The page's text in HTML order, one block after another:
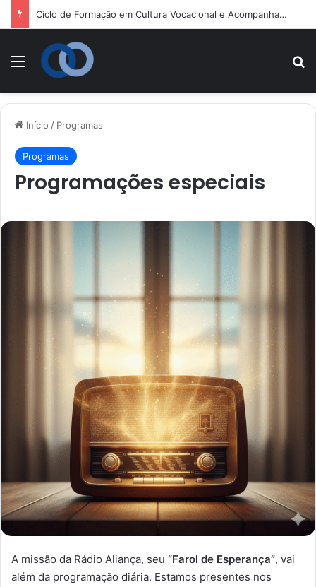
Ciclo de Formação em Cultura Vocacional e Acompanhamento Juvenil
Menu
Início / Programas
Programas
Programações especiais
A missão da Rádio Aliança, seu “Farol de Esperança”, vai
além da programação diária. Estamos presentes nos